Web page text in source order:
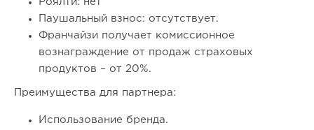
Роялти: нет
Паушальный взнос: отсутствует.
Франчайзи получает комиссионное
вознаграждение от продаж страховых
продуктов – от 20%.
Преимущества для партнера:
Использование бренда.